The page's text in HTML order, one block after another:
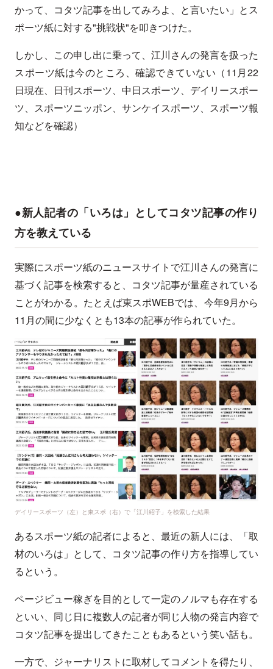
かって、コタツ記事を出してみろよ、と言いたい」とス
ポーツ紙に対する"挑戦状"を叩きつけた。
しかし、この申し出に乗って、江川さんの発言を扱った
スポーツ紙は今のところ、確認できていない（11月22
日現在、日刊スポーツ、中日スポーツ、デイリースポー
ツ、スポーツニッポン、サンケイスポーツ、スポーツ報
知などを確認）
●新人記者の「いろは」としてコタツ記事の作り
方を教えている
実際にスポーツ紙のニュースサイトで江川さんの発言に
基づく記事を検索すると、コタツ記事が量産されている
ことがわかる。たとえば東スポWEBでは、今年9月から
11月の間に少なくとも13本の記事が作られていた。
デイリースポーツ（左）と東スポ（右）で「江川紹子」を検索した結果
あるスポーツ紙の記者によると、最近の新人には、「取
材のいろは」として、コタツ記事の作り方を指導してい
るという。
ページビュー稼ぎを目的として一定のノルマも存在する
といい、同じ日に複数人の記者が同じ人物の発言内容で
コタツ記事を提出してきたこともあるという笑い話も。
一方で、ジャーナリストに取材してコメントを得たり、